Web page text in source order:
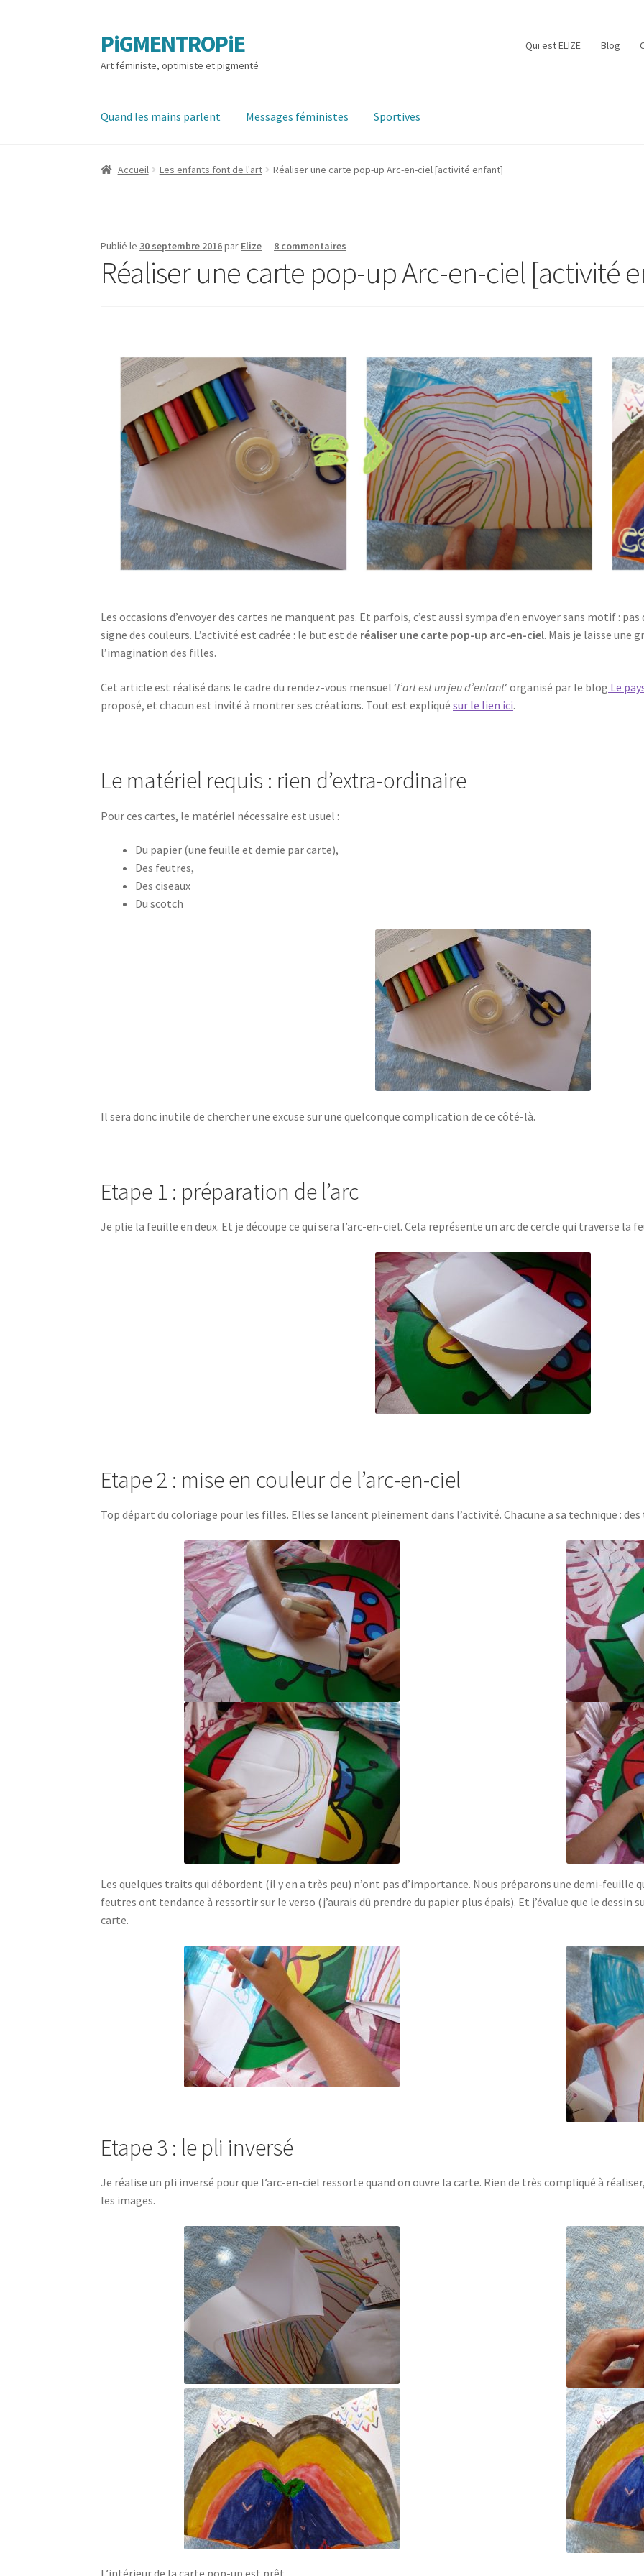
Aller
à
la
Aller
au
contenu
PiGMENTROPiE
Art féministe, optimiste et pigmenté
Qui est ELIZE Blog
Quand les mains parlent Messages féministes Sportives
Accueil Les enfants font de l'art Réaliser une carte pop-up Arc-en-ciel [activité enfant]
Publié le 30 septembre 2016par Elize— 8 commentaires
Réaliser une carte pop-up Arc-en-ciel [activité
Les occasions d’envoyer des cartes ne manquent pas. Et parfois, c’est aussi sympa d’en envoyer sans motif :
signe des couleurs. L’activité est cadrée : le but est de réaliser une carte pop-up arc-en-ciel. Mais je laisse une
l’imagination des filles.
Cet article est réalisé dans le cadre du rendez-vous mensuel ‘l’art est un jeu d’enfant‘ organisé par le blog Le
proposé, et chacun est invité à montrer ses créations. Tout est expliquésur le lien ici.
Le matériel requis : rien d’extra-ordinaire
Pour ces cartes, le matériel nécessaire est usuel :
Du papier (une feuille et demie par carte),
Des feutres,
Des ciseaux
Du scotch
Il sera donc inutile de chercher une excuse sur une quelconque complication de ce côté-là.
Etape 1 : préparation de l’arc
Je plie la feuille en deux. Et je découpe ce qui sera l’arc-en-ciel. Cela représente un arc de cercle qui traverse la
Etape 2 : mise en couleur de l’arc-en-ciel
Top départ du coloriage pour les filles. Elles se lancent pleinement dans l’activité. Chacune a sa technique :
Les quelques traits qui débordent (il y en a très peu) n’ont pas d’importance. Nous préparons une demi-feuille
feutres ont tendance à ressortir sur le verso (j’aurais dû prendre du papier plus épais). Et j’évalue que le dessin
carte.
Etape 3 : le pli inversé
Je réalise un pli inversé pour que l’arc-en-ciel ressorte quand on ouvre la carte. Rien de très compliqué à
les images.
L’intérieur de la carte pop-up est prêt.